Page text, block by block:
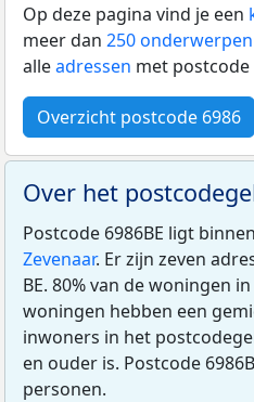
Op deze pagina vind je een
meer dan 250 onderwerpen
alleadressen met postcode
Overzicht postcode 6986
Over het
Postcode 6986BE ligt
Zevenaar. Er zijn zeven
BE. 80% van de woningen
woningen hebben een
inwoners in het
en ouder is. Postcode
personen.